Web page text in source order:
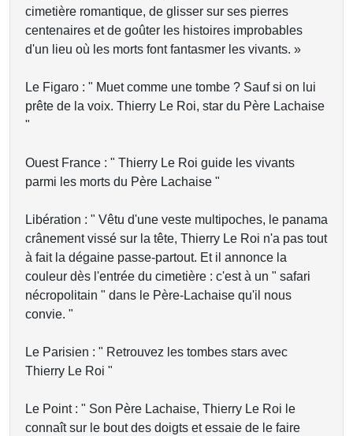
cimetière romantique, de glisser sur ses pierres
centenaires et de goûter les histoires improbables
d'un lieu où les morts font fantasmer les vivants. »
Le Figaro : " Muet comme une tombe ? Sauf si on lui
prête de la voix. Thierry Le Roi, star du Père Lachaise
"
Ouest France : " Thierry Le Roi guide les vivants
parmi les morts du Père Lachaise "
Libération : " Vêtu d'une veste multipoches, le panama
crânement vissé sur la tête, Thierry Le Roi n'a pas tout
à fait la dégaine passe-partout. Et il annonce la
couleur dès l'entrée du cimetière : c'est à un " safari
nécropolitain " dans le Père-Lachaise qu'il nous
convie. "
Le Parisien : " Retrouvez les tombes stars avec
Thierry Le Roi "
Le Point : " Son Père Lachaise, Thierry Le Roi le
connaît sur le bout des doigts et essaie de le faire